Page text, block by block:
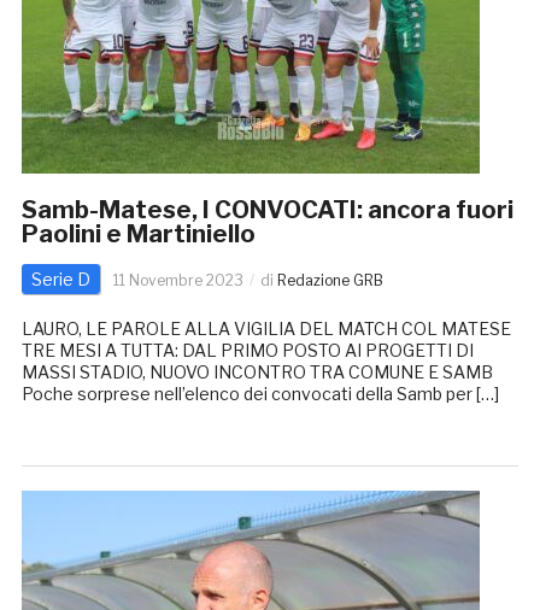
Samb-Matese, I CONVOCATI: ancora fuori
Paolini e Martiniello
Serie D 11 Novembre 2023 di Redazione GRB
LAURO, LE PAROLE ALLA VIGILIA DEL MATCH COL MATESE
TRE MESI A TUTTA: DAL PRIMO POSTO AI PROGETTI DI
MASSI STADIO, NUOVO INCONTRO TRA COMUNE E SAMB
Poche sorprese nell’elenco dei convocati della Samb per […]